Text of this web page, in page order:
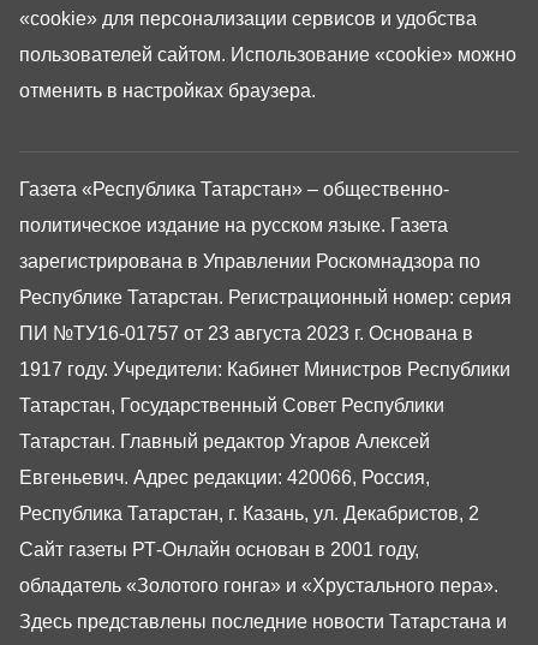
Газета «Республика Татарстан» – общественно-
политическое издание на русском языке. Газета
зарегистрирована в Управлении Роскомнадзора по
Республике Татарстан. Регистрационный номер: серия
ПИ №ТУ16-01757 от 23 августа 2023 г. Основана в
1917 году. Учредители: Кабинет Министров Республики
Татарстан, Государственный Совет Республики
Татарстан. Главный редактор Угаров Алексей
Евгеньевич. Адрес редакции: 420066, Россия,
Республика Татарстан, г. Казань, ул. Декабристов, 2
Сайт газеты РТ-Онлайн основан в 2001 году,
обладатель «Золотого гонга» и «Хрустального пера».
Здесь представлены последние новости Татарстана и
«cookie» для персонализации сервисов и удобства
пользователей сайтом. Использование «cookie» можно
отменить в настройках браузера.